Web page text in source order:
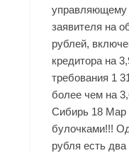
управляющему
заявителя на
рублей,
кредитора на
требования 1
более чем на
Сибирь 18 Мар
булочками!!!
рубля есть